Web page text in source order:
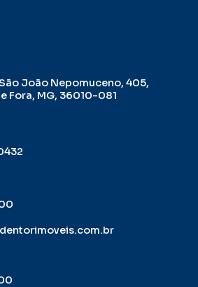
João Nepomuceno, 405,
Fora, MG, 36010-081